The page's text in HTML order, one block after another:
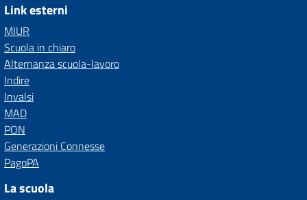
Link esterni
MIUR
Scuola in chiaro
Alternanza scuola-lavoro
Indire
Invalsi
MAD
PON
Generazioni Connesse
PagoPA
La scuola